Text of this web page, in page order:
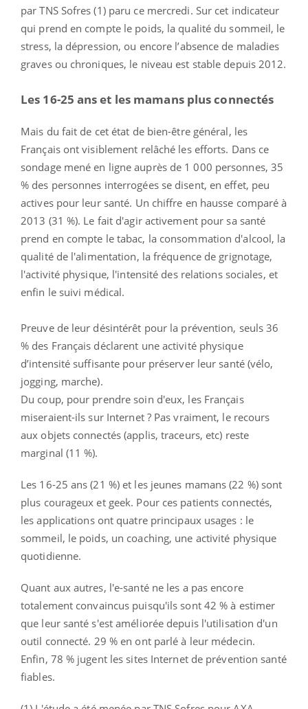
par TNS Sofres (1) paru ce mercredi. Sur cet indicateur
qui prend en compte le poids, la qualité du sommeil, le
stress, la dépression, ou encore l’absence de maladies
graves ou chroniques, le niveau est stable depuis 2012.
Les 16-25 ans et les mamans plus connectés
Mais du fait de cet état de bien-être général, les
Français ont visiblement relâché les efforts. Dans ce
sondage mené en ligne auprès de 1 000 personnes, 35
% des personnes interrogées se disent, en effet, peu
actives pour leur santé. Un chiffre en hausse comparé à
2013 (31 %). Le fait d'agir activement pour sa santé
prend en compte le tabac, la consommation d'alcool, la
qualité de l'alimentation, la fréquence de grignotage,
l'activité physique, l'intensité des relations sociales, et
enfin le suivi médical.
Preuve de leur désintérêt pour la prévention, seuls 36
% des Français déclarent une activité physique
d’intensité suffisante pour préserver leur santé (vélo,
jogging, marche).
Du coup, pour prendre soin d'eux, les Français
miseraient-ils sur Internet ? Pas vraiment, le recours
aux objets connectés (applis, traceurs, etc) reste
marginal (11 %).
Les 16-25 ans (21 %) et les jeunes mamans (22 %) sont
plus courageux et geek. Pour ces patients connectés,
les applications ont quatre principaux usages : le
sommeil, le poids, un coaching, une activité physique
quotidienne.
Quant aux autres, l'e-santé ne les a pas encore
totalement convaincus puisqu'ils sont 42 % à estimer
que leur santé s'est améliorée depuis l'utilisation d'un
outil connecté. 29 % en ont parlé à leur médecin.
Enfin, 78 % jugent les sites Internet de prévention santé
fiables.